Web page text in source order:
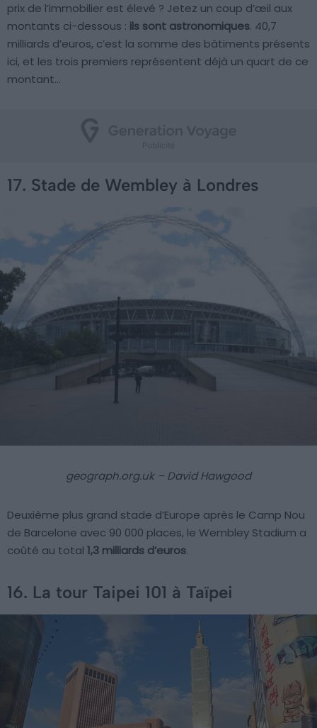
prix de l’immobilier est élevé ? Jetez un coup d’œil aux
montants ci-dessous : ils sont astronomiques. 40,7
milliards d’euros, c’est la somme des bâtiments présents
ici, et les trois premiers représentent déjà un quart de ce
montant…
17. Stade de Wembley à Londres
geograph.org.uk – David Hawgood
Deuxième plus grand stade d’Europe après le Camp Nou
de Barcelone avec 90 000 places, le Wembley Stadium a
coûté au total 1,3 milliards d’euros.
16. La tour Taipei 101 à Taïpei